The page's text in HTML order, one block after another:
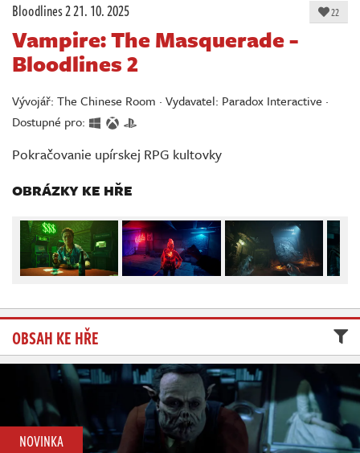
Databáze
Komunita
Redakce
Živě
Bloodlines 221. 10. 2025 22
Vampire: The Masquerade -
Bloodlines 2
Vývojář: The Chinese Room · Vydavatel: Paradox Interactive ·
Dostupné pro:
Pokračovanie upírskej RPG kultovky
OBRÁZKY KE HŘE
OBSAH KE HŘE
NOVINKA